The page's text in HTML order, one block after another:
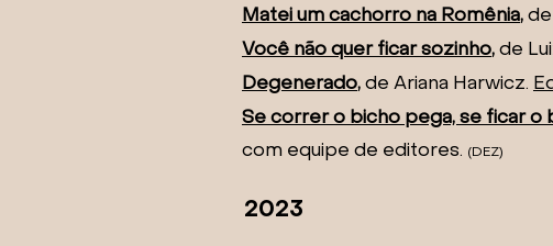
Matei um cachorro na Romênia, de
Você não quer ficar sozinho, de
Degenerado, de Ariana Harwicz.
Se correr o bicho pega, se ficar o
com equipe de editores. (DEZ)
2023